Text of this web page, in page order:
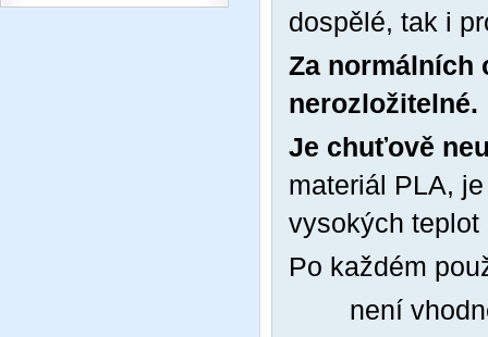
dospělé, tak i
Za normálních
nerozložitelné.
Je chuťově
materiál PLA,
vysokých
Po každém
není